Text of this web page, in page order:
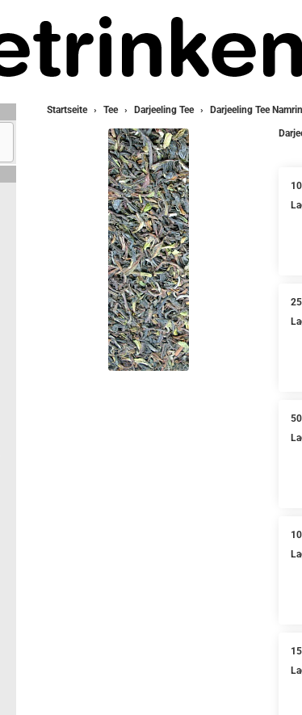
Startseite Tee Darjeeling Tee Darjeeling Tee